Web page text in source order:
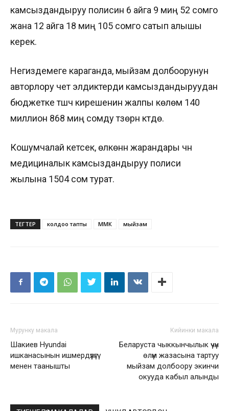
камсыздандыруу полисин 6 айга 9 миң 52 сомго
жана 12 айга 18 миң 105 сомго сатып алышы
керек.
Негиздемеге караганда, мыйзам долбоорунун
авторлору чет элдиктерди камсыздандыруудан
бюджетке түшүүчү кирешенин жалпы көлөмү 140
миллион 868 миң сомду түзөрүн күтүүдө.
Кошумчалай кетсек, өлкөнүн жарандары үчүн
медициналык камсыздандыруу полиси
жылына 1504 сом турат.
ТЕГТЕР колдоо тапты ММК мыйзам
Мурунку макала
Шакиев Hyundai
ишканасынын ишмердүүлүгү
менен таанышты
Кийинки макала
Беларуста чыккынчылык үчүн
өлүм жазасына тартуу
мыйзам долбоору экинчи
окууда кабыл алынды